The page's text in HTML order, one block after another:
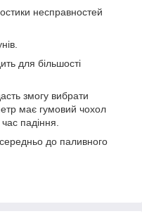
несправностей
для більшості
змогу вибрати
має гумовий чохол
падіння.
до паливного